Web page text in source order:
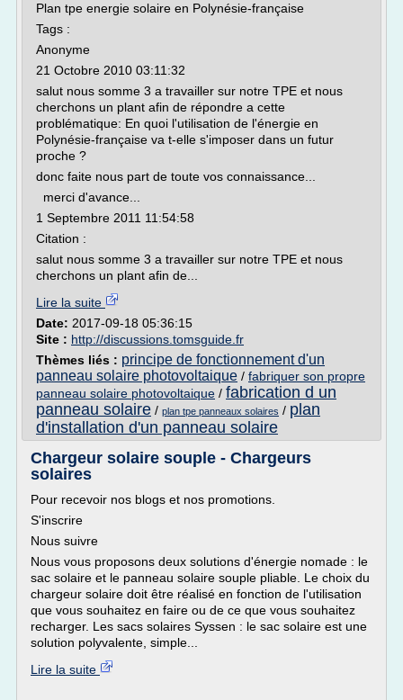
Plan tpe energie solaire en Polynésie-française
Tags :
Anonyme
21 Octobre 2010 03:11:32
salut nous somme 3 a travailler sur notre TPE et nous
cherchons un plant afin de répondre a cette
problématique: En quoi l'utilisation de l'énergie en
Polynésie-française va t-elle s'imposer dans un futur
proche ?
donc faite nous part de toute vos connaissance...
merci d'avance...
1 Septembre 2011 11:54:58
Citation :
salut nous somme 3 a travailler sur notre TPE et nous
cherchons un plant afin de...
Lire la suite
Date: 2017-09-18 05:36:15
Site : http://discussions.tomsguide.fr
Thèmes liés : principe de fonctionnement d'un
panneau solaire photovoltaique / fabriquer son propre
panneau solaire photovoltaique / fabrication d un
panneau solaire / plan tpe panneaux solaires / plan
d'installation d'un panneau solaire
Chargeur solaire souple - Chargeurs
solaires
Pour recevoir nos blogs et nos promotions.
S'inscrire
Nous suivre
Nous vous proposons deux solutions d'énergie nomade : le
sac solaire et le panneau solaire souple pliable. Le choix du
chargeur solaire doit être réalisé en fonction de l'utilisation
que vous souhaitez en faire ou de ce que vous souhaitez
recharger. Les sacs solaires Syssen : le sac solaire est une
solution polyvalente, simple...
Lire la suite